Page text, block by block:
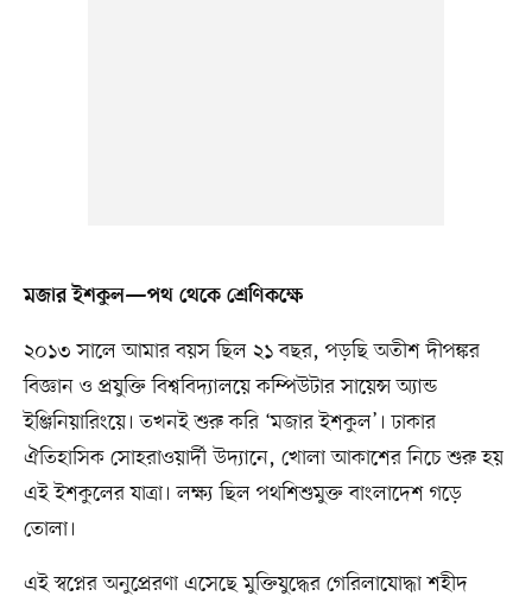
মজার ইশকুল—পথ থেকে শ্রেণিকক্ষে
২০১৩ সালে আমার বয়স ছিল ২১ বছর, পড়ছি অতীশ দীপঙ্কর
বিজ্ঞান ও প্রযুক্তি বিশ্ববিদ্যালয়ে কম্পিউটার সায়েন্স অ্যান্ড
ইঞ্জিনিয়ারিংয়ে। তখনই শুরু করি ‘মজার ইশকুল’। ঢাকার
ঐতিহাসিক সোহরাওয়ার্দী উদ্যানে, খোলা আকাশের নিচে শুরু হয়
এই ইশকুলের যাত্রা। লক্ষ্য ছিল পথশিশুমুক্ত বাংলাদেশ গড়ে
তোলা।
এই স্বপ্নের অনুপ্রেরণা এসেছে মুক্তিযুদ্ধের গেরিলাযোদ্ধা শহীদ